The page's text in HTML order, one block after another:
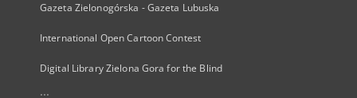
Gazeta Zielonogórska - Gazeta Lubuska
International Open Cartoon Contest
Digital Library Zielona Gora for the Blind
...